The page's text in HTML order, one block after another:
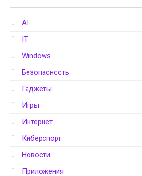
AI
IT
Windows
Безопасность
Гаджеты
Игры
Интернет
Киберспорт
Новости
Приложения